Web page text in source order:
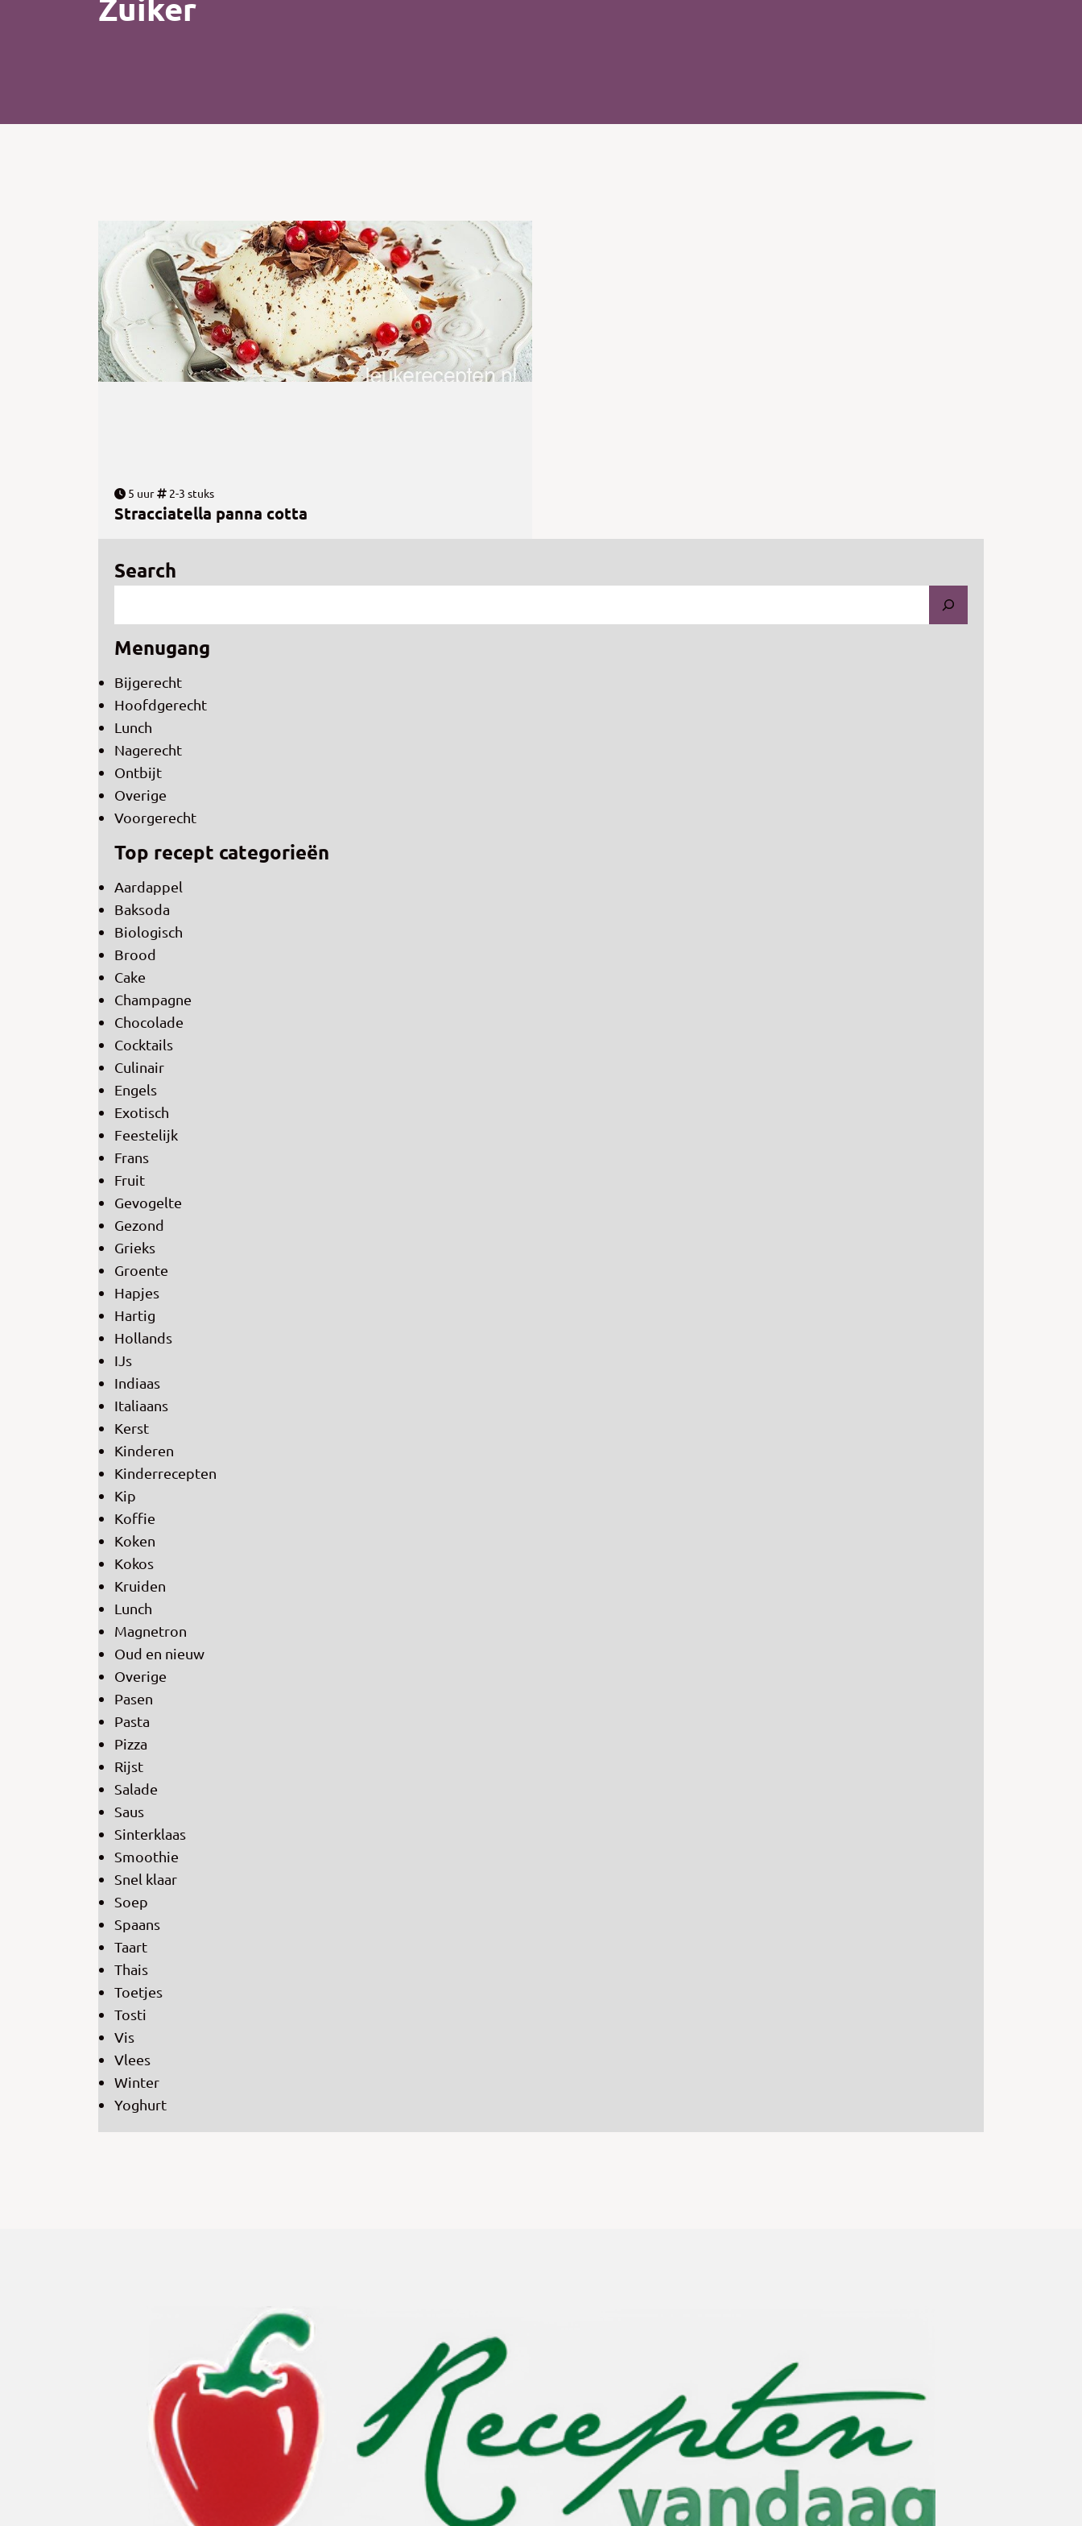
Salade
Vis
Vlees
5 uur 2-3 stuks
Stracciatella panna cotta
Search
Menugang
Bijgerecht
Hoofdgerecht
Lunch
Nagerecht
Ontbijt
Overige
Voorgerecht
Top recept categorieën
Aardappel
Baksoda
Biologisch
Brood
Cake
Champagne
Chocolade
Cocktails
Culinair
Engels
Exotisch
Feestelijk
Frans
Fruit
Gevogelte
Gezond
Grieks
Groente
Hapjes
Hartig
Hollands
IJs
Indiaas
Italiaans
Kerst
Kinderen
Kinderrecepten
Kip
Koffie
Koken
Kokos
Kruiden
Lunch
Magnetron
Oud en nieuw
Overige
Pasen
Pasta
Pizza
Rijst
Salade
Saus
Sinterklaas
Smoothie
Snel klaar
Soep
Spaans
Taart
Thais
Toetjes
Tosti
Vis
Vlees
Winter
Yoghurt